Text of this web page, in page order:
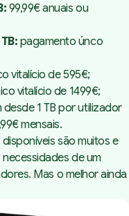
99,99€ anuais ou
pagamento únco
vitalício de 595€;
vitalício de 1499€;
1 TB por utilizador
mensais.
são muitos e
de um
Mas o melhor ainda